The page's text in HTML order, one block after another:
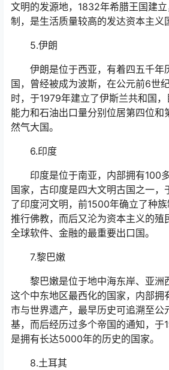
文明的发源地，1832年希腊王国建
制，是生活质量较高的发达资本主义
5.伊朗
伊朗是位于西亚，有着四五千年
国，曾经被成为波斯，在公元前6世
时，于1979年建立了伊斯兰共和国
能力和石油出口量分别位居第四位和
然气大国。
6.印度
印度是位于南亚，内部拥有100
国家，古印度是四大文明古国之一
了印度河文明，前1500年确立了种
推行佛教，而后又沦为资本主义的殖
全球软件、金融的最重要出口国。
7.黎巴嫩
黎巴嫩是位于地中海东岸、亚洲
这个中东地区最西化的国家，内部拥
市与世界遗产，最早历史可追溯至
基，而后经历过多个帝国的通知，于
是拥有长达5000年的历史的国家。
8.土耳其